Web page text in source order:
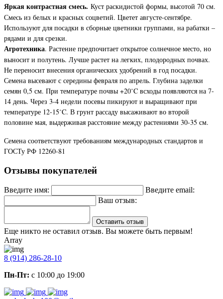
Яркая контрастная смесь. Куст раскидистой формы, высотой 70 см.
Смесь из белых и красных соцветий. Цветет августе-сентябре.
Используют для посадки в сборные цветники группами, на рабатки –
рядами и для срезки.
Агротехника. Растение предпочитает открытое солнечное место, но
выносит и полутень. Лучше растет на легких, плодородных почвах.
Не переносит внесения органических удобрений в год посадки.
Семена высевают с середины февраля по апрель. Глубина заделки
семян 0,5 см. При температуре почвы +20˚C всходы появляются на 7-
14 день. Через 3-4 недели посевы пикируют и выращивают при
температуре 12-15˚C. В грунт рассаду высаживают во второй
половине мая, выдерживая расстояние между растениями 30-35 см.
Семена соответствуют требованиям международных стандартов и
ГОСТу РФ 12260-81
Отзывы покупателей
Введите имя:
Введите email:
Ваш отзыв:
Оставить отзыв
Еще никто не оставил отзыв. Вы можете быть первым!
Array
8 (914) 286-28-10
Пн-Пт: с 10:00 до 19:00